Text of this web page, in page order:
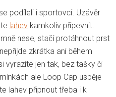
podíleli i sportovci. Uzávěr
lahev kamkoliv připevnit.
nese, stačí protáhnout prst
zkrátka ani během
vyrazíte jen tak, bez tašky či
ale Loop Cap uspěje
lahev připnout třeba i k